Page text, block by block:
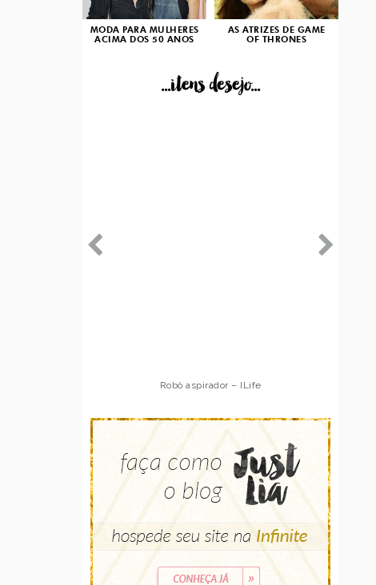
MODA PARA MULHERES
ACIMA DOS 50 ANOS
AS ATRIZES DE GAME
OF THRONES
...itens desejo...
Robô aspirador – ILife